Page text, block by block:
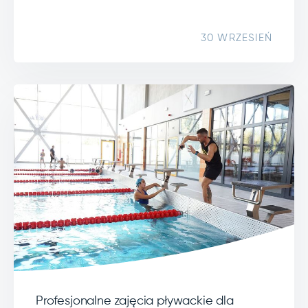
30 WRZESIEŃ
Profesjonalne zajęcia pływackie dla